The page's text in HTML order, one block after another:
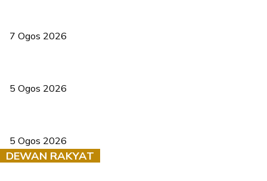
7 Ogos 2026
5 Ogos 2026
5 Ogos 2026
DEWAN RAKYAT